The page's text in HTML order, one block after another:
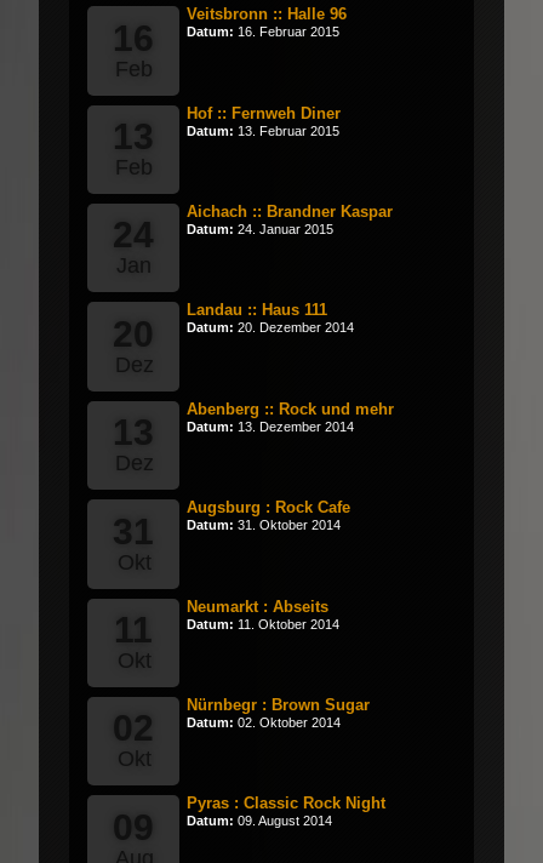
16
Feb
Veitsbronn :: Halle 96
Datum: 16. Februar 2015
13
Feb
Hof :: Fernweh Diner
Datum: 13. Februar 2015
24
Jan
Aichach :: Brandner Kaspar
Datum: 24. Januar 2015
20
Dez
Landau :: Haus 111
Datum: 20. Dezember 2014
13
Dez
Abenberg :: Rock und mehr
Datum: 13. Dezember 2014
31
Okt
Augsburg : Rock Cafe
Datum: 31. Oktober 2014
11
Okt
Neumarkt : Abseits
Datum: 11. Oktober 2014
02
Okt
Nürnbegr : Brown Sugar
Datum: 02. Oktober 2014
09
Aug
Pyras : Classic Rock Night
Datum: 09. August 2014